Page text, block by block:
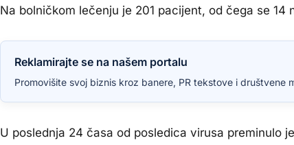
Na bolničkom lečenju je 201 pacijent, od čega se 14
Reklamirajte se na našem portalu
Promovišite svoj biznis kroz banere, PR tekstove i društvene
U poslednja 24 časa od posledica virusa preminulo